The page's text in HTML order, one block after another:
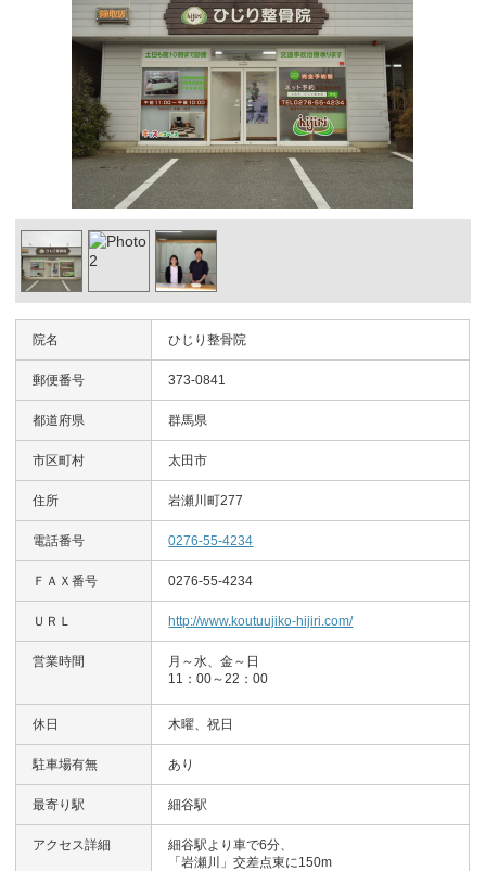
院名 ひじり整骨院
郵便番号 373-0841
都道府県 群馬県
市区町村 太田市
住所 岩瀬川町277
電話番号 0276-55-4234
ＦＡＸ番号 0276-55-4234
ＵＲＬ http://www.koutuujiko-hijiri.com/
営業時間
月～水、金～日
11：00～22：00
休日 木曜、祝日
駐車場有無 あり
最寄り駅 細谷駅
アクセス詳細
細谷駅より車で6分、
「岩瀬川」交差点東に150m